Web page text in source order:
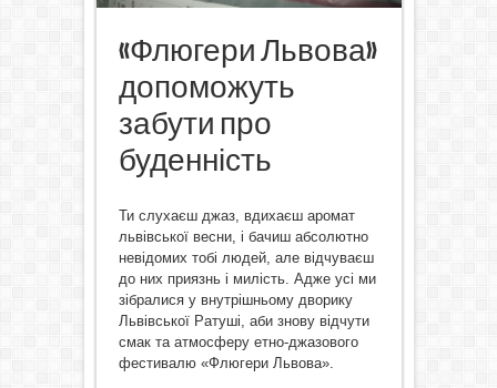
«Флюгери Львова»
допоможуть
забути про
буденність
Ти слухаєш джаз, вдихаєш аромат
львівської весни, і бачиш абсолютно
невідомих тобі людей, але відчуваєш
до них приязнь і милість. Адже усі ми
зібралися у внутрішньому дворику
Львівської Ратуші, аби знову відчути
смак та атмосферу етно-джазового
фестивалю «Флюгери Львова».